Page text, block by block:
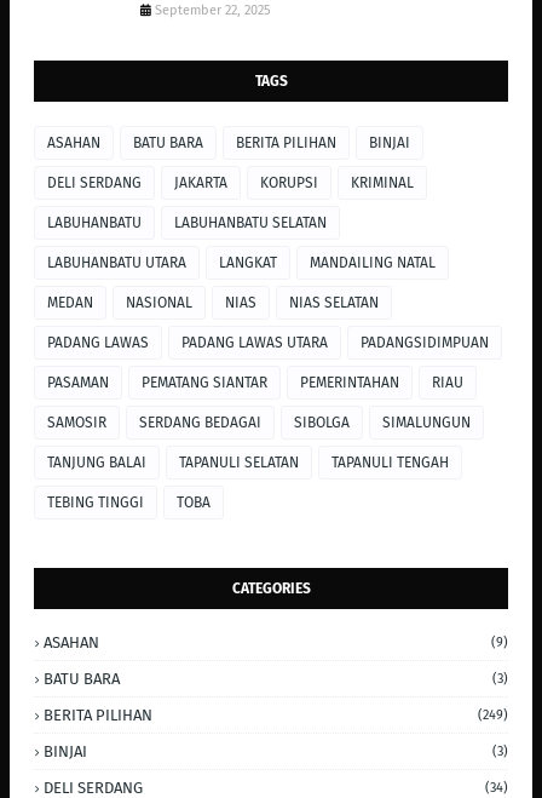
September 22, 2025
TAGS
ASAHAN BATU BARA BERITA PILIHAN BINJAI
DELI SERDANG JAKARTA KORUPSI KRIMINAL
LABUHANBATU LABUHANBATU SELATAN
LABUHANBATU UTARA LANGKAT MANDAILING NATAL
MEDAN NASIONAL NIAS NIAS SELATAN
PADANG LAWAS PADANG LAWAS UTARA PADANGSIDIMPUAN
PASAMAN PEMATANG SIANTAR PEMERINTAHAN RIAU
SAMOSIR SERDANG BEDAGAI SIBOLGA SIMALUNGUN
TANJUNG BALAI TAPANULI SELATAN TAPANULI TENGAH
TEBING TINGGI TOBA
CATEGORIES
ASAHAN (9)
BATU BARA (3)
BERITA PILIHAN (249)
BINJAI (3)
DELI SERDANG (34)